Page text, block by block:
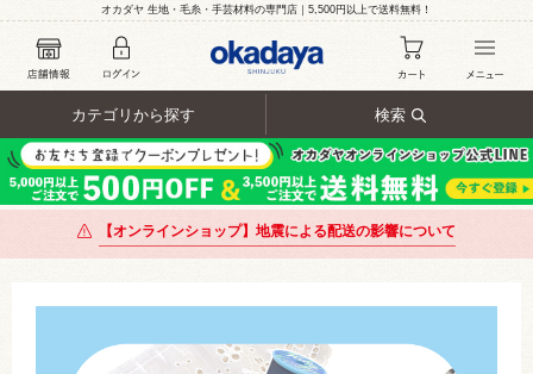
オカダヤ 生地・毛糸・手芸材料の専門店｜5,500円以上で送料無料！
カテゴリから探す 検索
【オンラインショップ】地震による配送の影響について